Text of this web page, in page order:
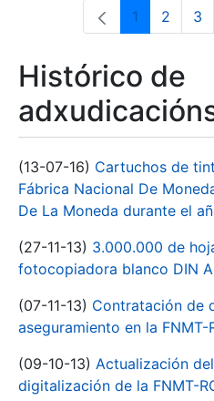
Páxina
1 Páxina
2 3
Histórico de
(13-07-16) Cartuchos de
Fábrica Nacional De
De La Moneda durante el
(27-11-13) 3.000.000 de
fotocopiadora blanco DIN
(07-11-13) Contratación de
aseguramiento en la FNMT-
(09-10-13) Actualización
digitalización de la FNMT-